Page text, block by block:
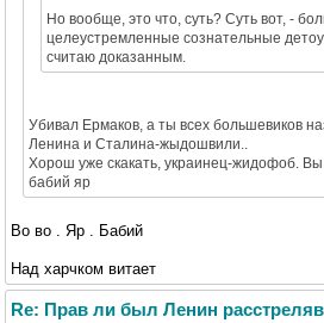
Но вообще, это что, суть? Суть вот, -
целеустремленные сознательные
считаю доказанным.
Убивал Ермаков, а ты всех большевиков
Ленина и Сталина-жыдошвили..
Хорош уже скакать, украинец-жидофоб. Вы
бабий яр
Во во . Яр . Бабий
Над харчком витает
Re: Прав ли был Ленин